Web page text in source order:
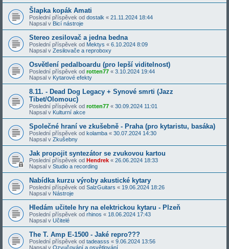
Šlapka kopák Amati
Poslední příspěvek od dostalk « 21.11.2024 18:44
Napsal v Bicí nástroje
Stereo zesilovač a jedna bedna
Poslední příspěvek od Mektys « 6.10.2024 8:09
Napsal v Zesilovače a reproboxy
Osvětlení pedalboardu (pro lepší viditelnost)
Poslední příspěvek od rotten77 « 3.10.2024 19:44
Napsal v Kytarové efekty
8.11. - Dead Dog Legacy + Synové smrti (Jazz
Tibet/Olomouc)
Poslední příspěvek od rotten77 « 30.09.2024 11:01
Napsal v Kulturní akce
Společné hraní ve zkušebně - Praha (pro kytaristu, basáka)
Poslední příspěvek od kolamba « 30.07.2024 14:30
Napsal v Zkušebny
Jak propojit syntezátor se zvukovou kartou
Poslední příspěvek od Hendrek « 26.06.2024 18:33
Napsal v Studio a recording
Nabídka kurzu výroby akustické kytary
Poslední příspěvek od SalzGuitars « 19.06.2024 18:26
Napsal v Nástroje
Hledám učitele hry na elektrickou kytaru - Plzeň
Poslední příspěvek od rhinos « 18.06.2024 17:43
Napsal v Učitelé
The T. Amp E-1500 - Jaké repro???
Poslední příspěvek od tadeasss « 9.06.2024 13:56
Napsal v Ozvučování a osvětlování